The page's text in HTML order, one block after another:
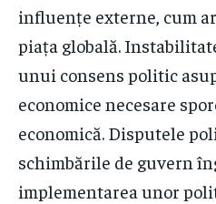
influențe externe, cum
piața globală.
unui consens politic
economice necesare
economică. Disputele
schimbările de guvern
implementarea unor